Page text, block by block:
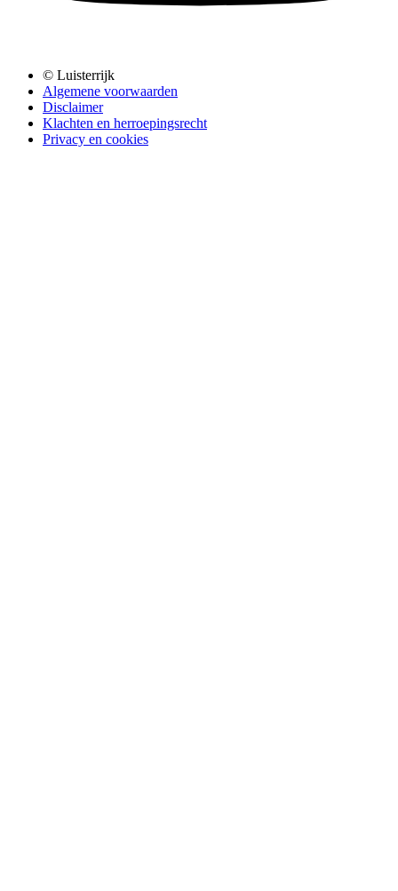
© Luisterrijk
Algemene voorwaarden
Disclaimer
Klachten en herroepingsrecht
Privacy en cookies